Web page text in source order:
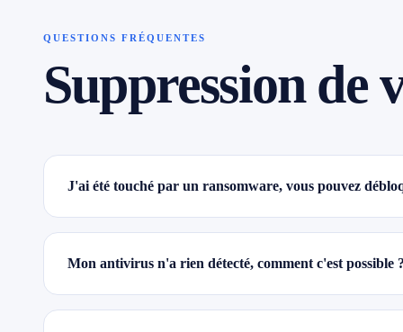
QUESTIONS FRÉQUENTES
Suppression de
J'ai été touché par un ransomware, vous pouvez
Mon antivirus n'a rien détecté, comment c'est possible ?